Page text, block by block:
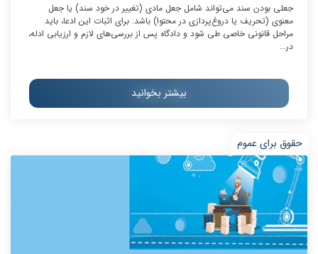
جعلی بودن سند می‌تواند شامل جعل مادی (تغییر در خود سند) یا جعل
معنوی (تحریف یا دروغ‌پردازی در محتوا) باشد. برای اثبات این ادعا، باید
مراحل قانونی خاصی طی شود و دادگاه پس از بررسی‌های لازم و ارزیابی ادله،
در...
بیشتر بخوانید
حقوق برای عموم